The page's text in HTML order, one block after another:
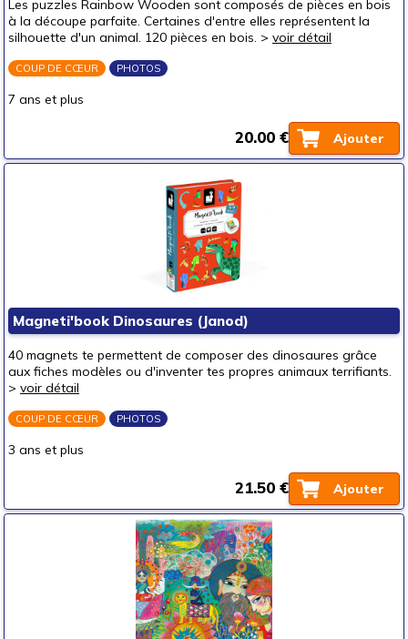
Casse-têtes chinois
Défis logiques
Puzzles
Junior (100-)
un p'tit bout (3-6 ans)
un jeune ado (8-12 ans)
un ado (12-16 ans)
un adulte (16 ans et +)
(6)
autour de 5 €
autour de 10 €
autour de 20 €
(17)
Les puzzles Rainbow Wooden sont composés de pièces en bois
à la découpe parfaite. Certaines d'entre elles représentent la
silhouette d'un animal. 120 pièces en bois. > voir détail
COUP DE CŒUR PHOTOS
7 ans et plus
Ajouter
20.00 €
Magneti'book Dinosaures (Janod)
40 magnets te permettent de composer des dinosaures grâce
aux fiches modèles ou d'inventer tes propres animaux terrifiants.
> voir détail
COUP DE CŒUR PHOTOS
3 ans et plus
Ajouter
21.50 €